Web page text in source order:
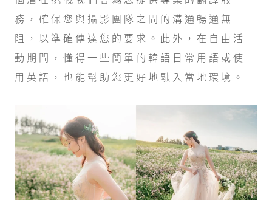
務，確保您與攝影團隊之間的溝通暢通無
阻，以準確傳達您的要求。此外，在自由活
動期間，懂得一些簡單的韓語日常用語或使
用英語，也能幫助您更好地融入當地環境。